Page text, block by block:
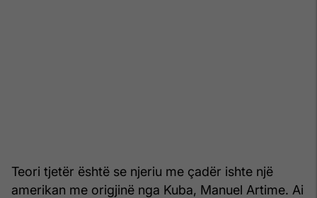
Teori tjetër është se njeriu me çadër ishte një
amerikan me origjinë nga Kuba, Manuel Artime. Ai